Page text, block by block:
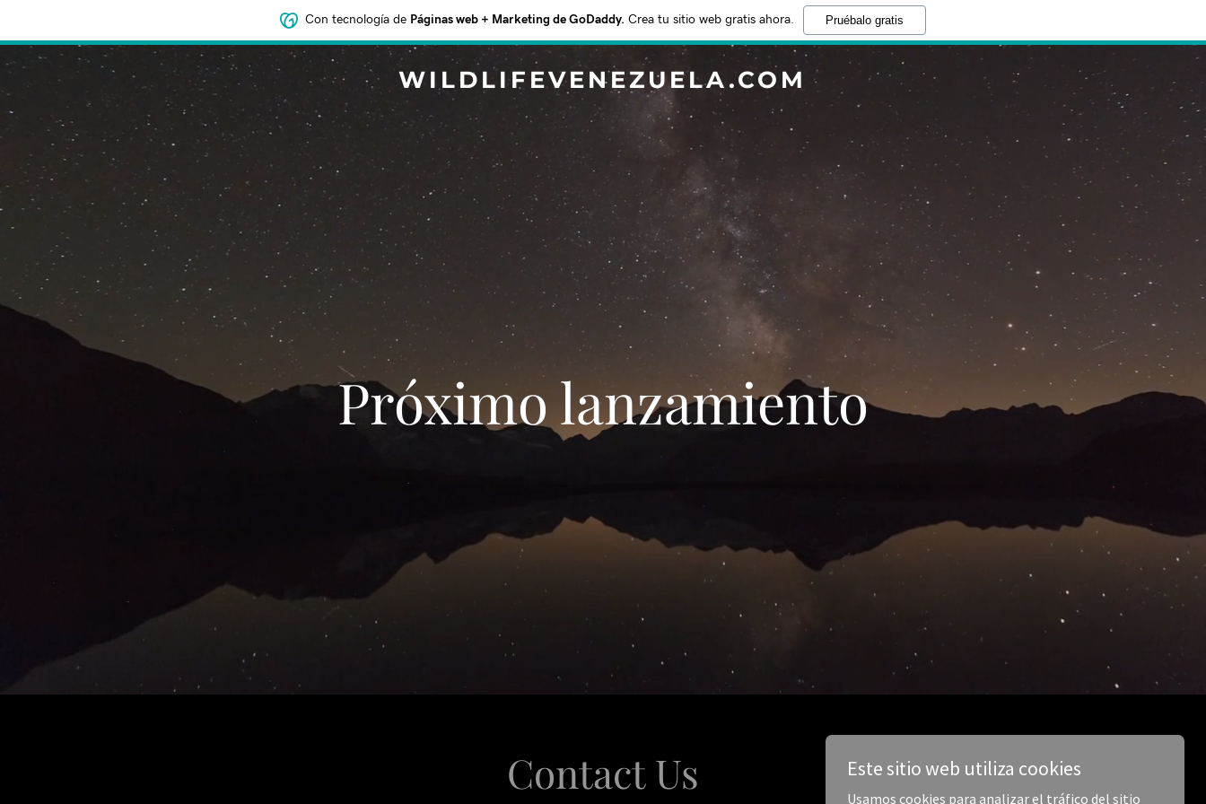
Con tecnología de Páginas web + Marketing de GoDaddy. Crea tu sitio web gratis ahora. Pruébalo gratis
WILDLIFEVENEZUELA.COM
‌‌Próximo lanzamiento
Contact Us Este sitio web utiliza cookies
Usamos cookies para analizar el tráfico del sitio